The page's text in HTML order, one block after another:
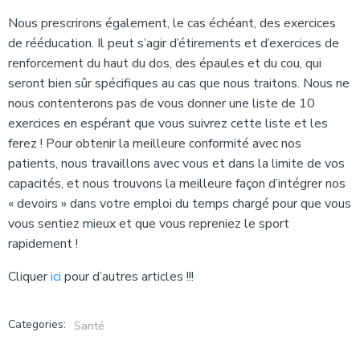
Nous prescrirons également, le cas échéant, des exercices
de rééducation. Il peut s’agir d’étirements et d’exercices de
renforcement du haut du dos, des épaules et du cou, qui
seront bien sûr spécifiques au cas que nous traitons. Nous ne
nous contenterons pas de vous donner une liste de 10
exercices en espérant que vous suivrez cette liste et les
ferez ! Pour obtenir la meilleure conformité avec nos
patients, nous travaillons avec vous et dans la limite de vos
capacités, et nous trouvons la meilleure façon d’intégrer nos
« devoirs » dans votre emploi du temps chargé pour que vous
vous sentiez mieux et que vous repreniez le sport
rapidement !
Cliquerici pour d’autres articles !!!
Categories: Santé